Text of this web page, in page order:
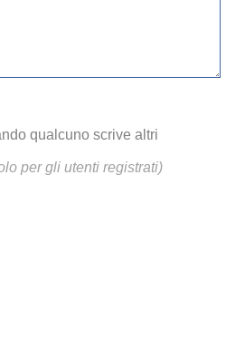
qualcuno scrive altri
per gli utenti registrati)